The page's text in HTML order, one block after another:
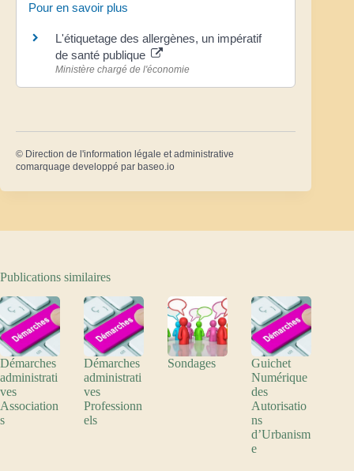
Pour en savoir plus
L'étiquetage des allergènes, un impératif
de santé publique
Ministère chargé de l'économie
© Direction de l'information légale et administrative
comarquage developpé par baseo.io
Publications similaires
Démarches
administrati
ves
Association
s
Démarches
administrati
ves
Professionn
els
Sondages
Guichet
Numérique
des
Autorisatio
ns
d’Urbanism
e